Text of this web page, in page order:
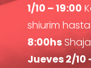
1/10 – 19:00
shiurim
8:00hs
Jueves 2/10